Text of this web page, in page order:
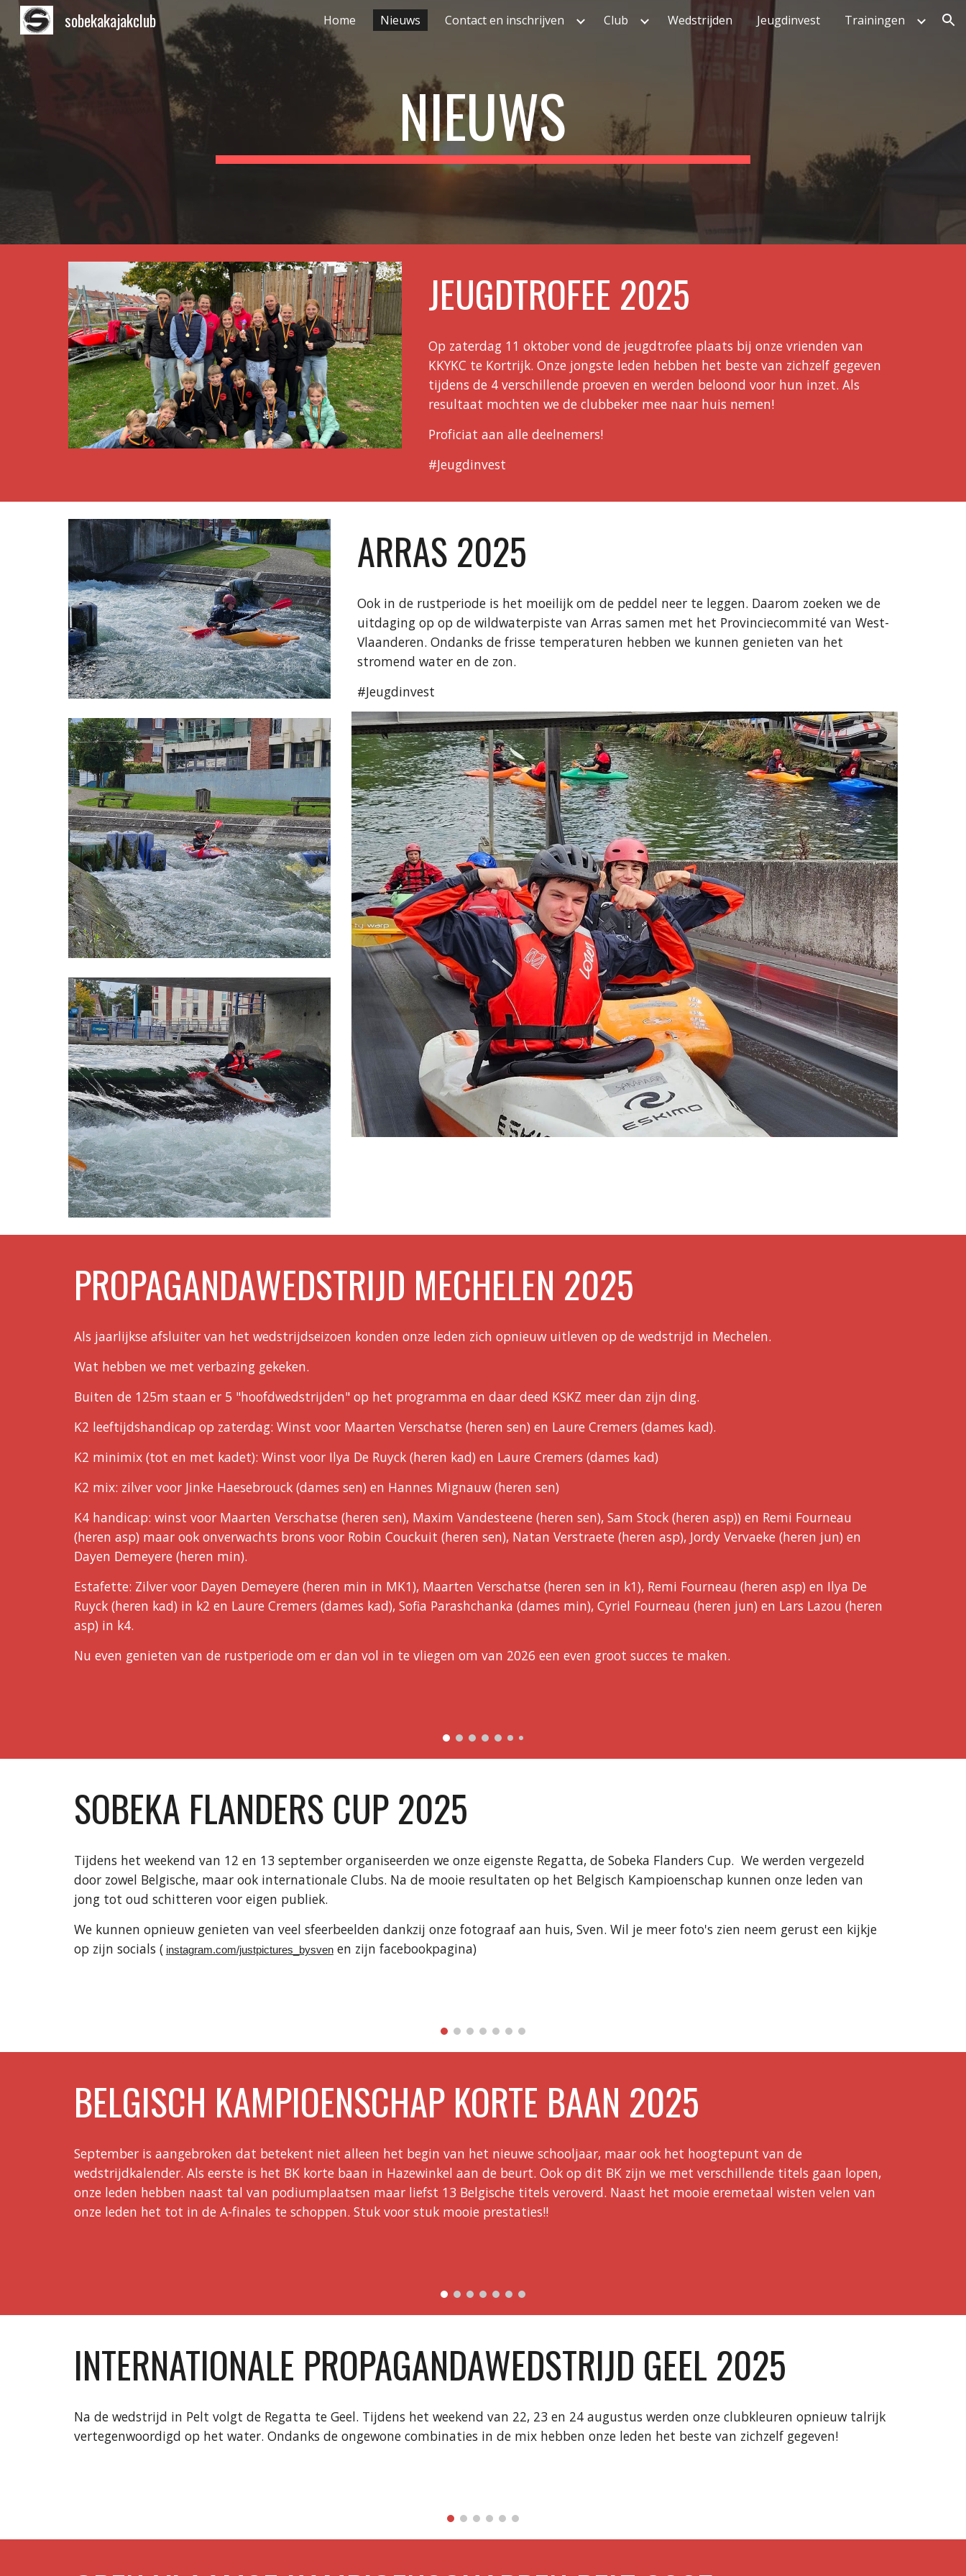
Skip to main content Skip to navigation
sobekakajakclub Home Nieuws Contact en inschrijven Club Wedstrijden Jeugdinvest Trainingen
NIEUWS
JEUGDTROFEE 2025
Op zaterdag 11 oktober vond de jeugdtrofee plaats bij onze vrienden van
KKYKC te Kortrijk. Onze jongste leden hebben het beste van zichzelf gegeven
tijdens de 4 verschillende proeven en werden beloond voor hun inzet. Als
resultaat mochten we de clubbeker mee naar huis nemen!
Proficiat aan alle deelnemers!
#Jeugdinvest
ARRAS 2025
Ook in de rustperiode is het moeilijk om de peddel neer te leggen. Daarom zoeken we de
uitdaging op op de wildwaterpiste van Arras samen met het Provinciecommité van West-
Vlaanderen. Ondanks de frisse temperaturen hebben we kunnen genieten van het
stromend water en de zon.
#Jeugdinvest
PROPAGANDAWEDSTRIJD MECHELEN 2025
Als jaarlijkse afsluiter van het wedstrijdseizoen konden onze leden zich opnieuw uitleven op de wedstrijd in Mechelen.
Wat hebben we met verbazing gekeken.
Buiten de 125m staan er 5 "hoofdwedstrijden" op het programma en daar deed KSKZ meer dan zijn ding.
K2 leeftijdshandicap op zaterdag: Winst voor Maarten Verschatse (heren sen) en Laure Cremers (dames kad).
K2 minimix (tot en met kadet): Winst voor Ilya De Ruyck (heren kad) en Laure Cremers (dames kad)
K2 mix: zilver voor Jinke Haesebrouck (dames sen) en Hannes Mignauw (heren sen)
K4 handicap: winst voor Maarten Verschatse (heren sen), Maxim Vandesteene (heren sen), Sam Stock (heren asp)) en Remi Fourneau
(heren asp) maar ook onverwachts brons voor Robin Couckuit (heren sen), Natan Verstraete (heren asp), Jordy Vervaeke (heren jun) en
Dayen Demeyere (heren min).
Estafette: Zilver voor Dayen Demeyere (heren min in MK1), Maarten Verschatse (heren sen in k1), Remi Fourneau (heren asp) en Ilya De
Ruyck (heren kad) in k2 en Laure Cremers (dames kad), Sofia Parashchanka (dames min), Cyriel Fourneau (heren jun) en Lars Lazou (heren
asp) in k4.
Nu even genieten van de rustperiode om er dan vol in te vliegen om van 2026 een even groot succes te maken.
SOBEKA FLANDERS CUP 2025
Tijdens het weekend van 12 en 13 september organiseerden we onzeeigenste Regatta, de Sobeka Flanders Cup. We werden vergezeld
door zowel Belgische, maar ook internationale Clubs. Na de mooie resultaten op het Belgisch Kampioenschap kunnen onze leden van
jong tot oud schitteren voor eigen publiek.
We kunnen opnieuw genieten van veel sfeerbeelden dankzij onze fotograaf aan huis, Sven. Wil je meer foto's zien neem gerust een kijkje
op zijn socials ( instagram.com/justpictures_bysvenen zijn facebookpagina)
BELGISCH KAMPIOENSCHAP KORTE BAAN 2025
September is aangebroken dat betekent niet alleen het begin van het nieuwe schooljaar, maar ook het hoogtepunt van de
wedstrijdkalender. Als eerste is het BK korte baan in Hazewinkel aan de beurt. Ook op dit BK zijn we met verschillende titels gaan lopen,
onze leden hebben naast tal van podiumplaatsen maar liefst 13 Belgische titels veroverd. Naast het mooie eremetaal wisten velen van
onze leden het tot in de A-finales te schoppen. Stuk voor stuk mooie prestaties!!
INTERNATIONALE PROPAGANDAWEDSTRIJD GEEL 2025
Na de wedstrijd in Pelt volgt de Regatta te Geel. Tijdens het weekend van 22, 23 en 24 augustus werden onze clubkleuren opnieuw talrijk
vertegenwoordigd op het water. Ondanks de ongewone combinaties in de mix hebben onze leden het beste van zichzelf gegeven!